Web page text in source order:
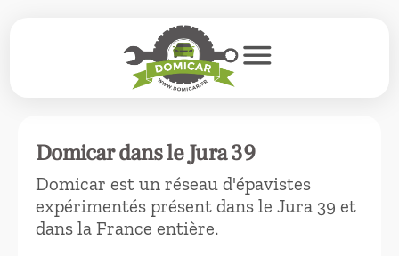
menu
Domicar dans le Jura 39
Domicar est un réseau d'épavistes
expérimentés présent dans le Jura 39 et
dans la France entière.